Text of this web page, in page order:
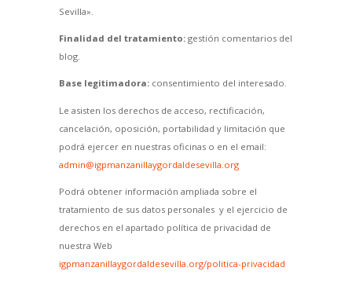
Sevilla».
Finalidad del tratamiento:gestión comentarios del
blog.
Base legitimadora:consentimiento del interesado.
Le asisten los derechos de acceso, rectificación,
cancelación, oposición, portabilidad y limitación que
podrá ejercer en nuestras oficinas o en el email:
admin@igpmanzanillaygordaldesevilla.org
Podrá obtener información ampliada sobre el
tratamiento de sus datos personales y el ejercicio de
derechos en el apartado política de privacidad de
nuestra Web
igpmanzanillaygordaldesevilla.org/politica-privacidad